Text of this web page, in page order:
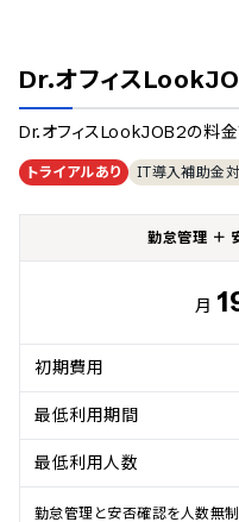
Dr.オフィス
Dr.オフィスLookJOB2の料金
トライアルあり IT導入補助金
勤怠管理 ＋
月
初期費用
最低利用期間
最低利用人数
勤怠管理と安否確認を人数無制